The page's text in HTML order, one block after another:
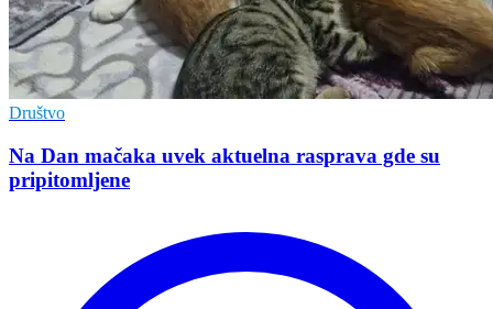
Društvo
Na Dan mačaka uvek aktuelna rasprava gde su
pripitomljene